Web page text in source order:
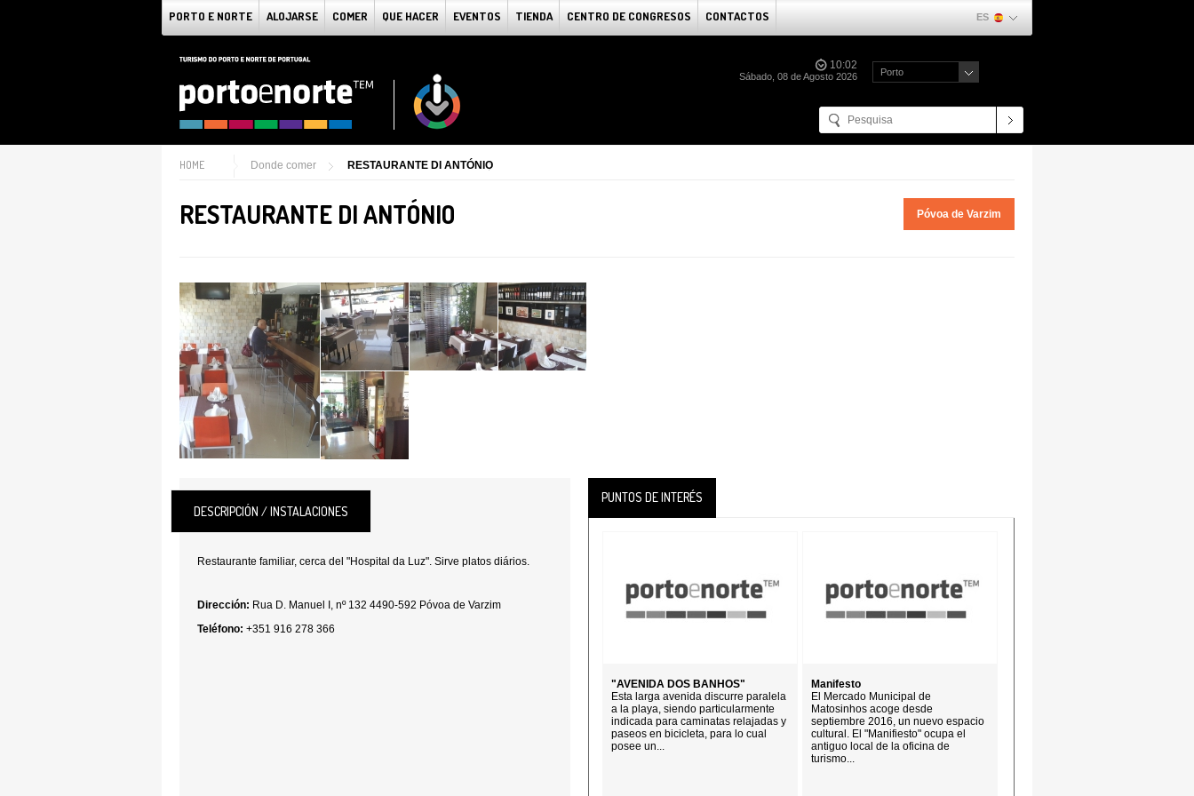
PORTO E NORTE ALOJARSE COMER QUE HACER EVENTOS TIENDA CENTRO DE CONGRESOS CONTACTOS ES
10:02
Sábado, 08 de Agosto 2026 Porto
HOME Donde comer RESTAURANTE DI ANTÓNIO
RESTAURANTE DI ANTÓNIO Póvoa de Varzim
DESCRIPCIÓN / INSTALACIONES
Restaurante familiar, cerca del "Hospital da Luz". Sirve platos diários.
Dirección: Rua D. Manuel I, nº 132 4490-592 Póvoa de Varzim
Teléfono: +351 916 278 366
PUNTOS DE INTERÉS
"AVENIDA DOS BANHOS"
Esta larga avenida discurre paralela
a la playa, siendo particularmente
indicada para caminatas relajadas y
paseos en bicicleta, para lo cual
posee un...
Manifesto
El Mercado Municipal de
Matosinhos acoge desde
septiembre 2016, un nuevo espacio
cultural. El "Manifiesto" ocupa el
antiguo local de la oficina de
turismo...